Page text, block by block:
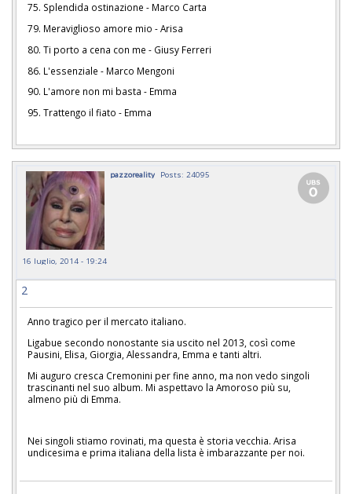
75. Splendida ostinazione - Marco Carta
79. Meraviglioso amore mio - Arisa
80. Ti porto a cena con me - Giusy Ferreri
86. L'essenziale - Marco Mengoni
90. L'amore non mi basta - Emma
95. Trattengo il fiato - Emma
pazzoreality Posts: 24095
16 luglio, 2014 - 19:24
2
Anno tragico per il mercato italiano.
Ligabue secondo nonostante sia uscito nel 2013, così come
Pausini, Elisa, Giorgia, Alessandra, Emma e tanti altri.
Mi auguro cresca Cremonini per fine anno, ma non vedo singoli
trascinanti nel suo album. Mi aspettavo la Amoroso più su,
almeno più di Emma.
Nei singoli stiamo rovinati, ma questa è storia vecchia. Arisa
undicesima e prima italiana della lista è imbarazzante per noi.